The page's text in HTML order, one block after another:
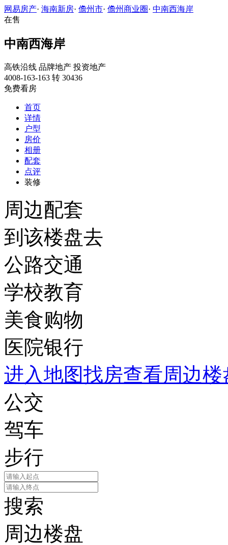
网易房产· 海南新房· 儋州市· 儋州商业圈· 中南西海岸
在售
中南西海岸
高铁沿线 品牌地产 投资地产
4008-163-163 转 30436
免费看房
首页
详情
户型
房价
相册
配套
点评
装修
周边配套
到该楼盘去
公路交通
学校教育
美食购物
医院银行
进入地图找房查看周边楼
公交
驾车
步行
搜索
周边楼盘